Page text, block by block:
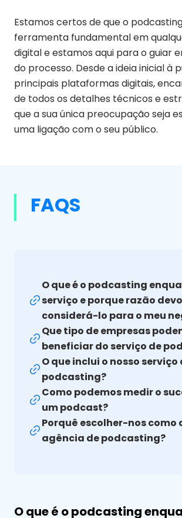
Estamos certos de que o
ferramenta fundamental em
digital e estamos aqui para o guiar
do processo. Desde a ideia inicial à
principais plataformas digitais,
de todos os detalhes técnicos e
que a sua única preocupação seja
uma ligação com o seu público.
FAQS
O que é o podcasting
serviço e porque razão devo
considerá-lo para o meu
Que tipo de empresas
beneficiar do serviço de
O que inclui o nosso serviço
podcasting?
Como podemos medir o
um podcast?
Porquê escolher-nos como
agência de podcasting?
O que é o podcasting